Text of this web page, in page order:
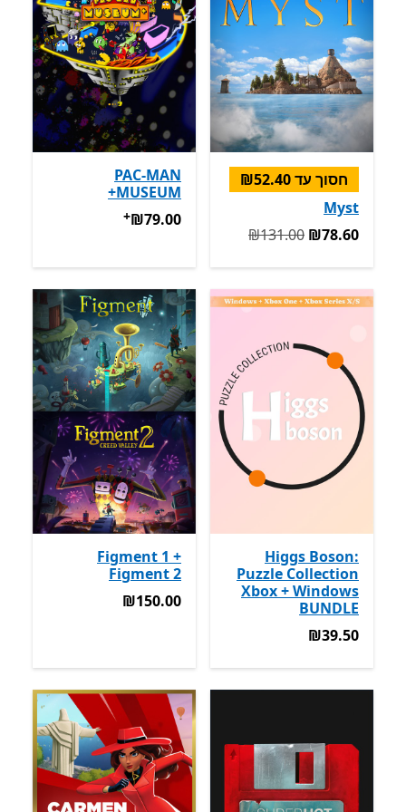
חסוך עד ‪₪52.40‬
Myst
המקורי ‪₪131.00‬ עכשיו ‪₪78.60‬ ‪₪131.00‬ ‪₪78.60‬
PAC-MAN
MUSEUM+
‪₪79.00‬מבצעים על רכישת‪₪79.00‬
+
Higgs Boson:
Puzzle Collection
Xbox + Windows
BUNDLE
‪₪39.50‬
‪₪39.50‬
Figment 1 +
Figment 2
‪₪150.00‬
‪₪150.00‬